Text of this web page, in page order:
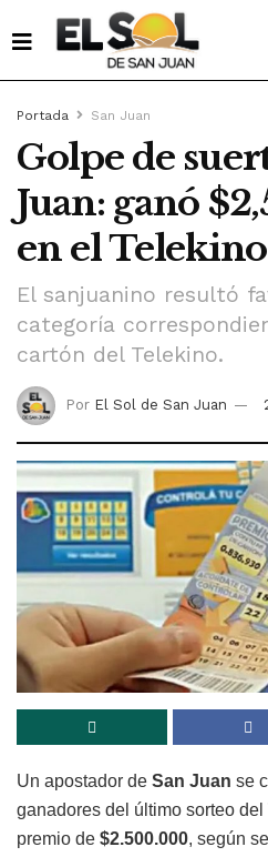
Portada San Juan
Golpe de
Juan: ganó
en el Telekino
El sanjuanino resultó
categoría
cartón del Telekino.
Por El Sol de San Juan
Un apostador de San Juan se
ganadores del último sorteo del
premio de $2.500.000, según